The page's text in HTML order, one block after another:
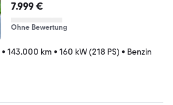
7.999 €
Ohne Bewertung
• 143.000 km • 160 kW (218 PS) • Benzin